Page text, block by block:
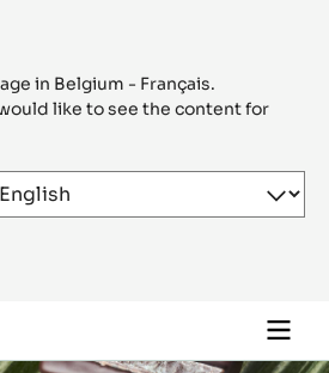
in Belgium - Français.
like to see the content for
main